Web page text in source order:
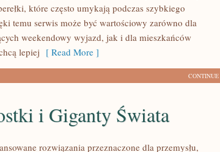
które często umykają podczas szybkiego
temu serwis może być wartościowy zarówno dla
weekendowy wyjazd, jak i dla mieszkańców
lepiej [ Read More ]
CONTINUE
i Giganty Świata
rozwiązania przeznaczone dla przemysłu,